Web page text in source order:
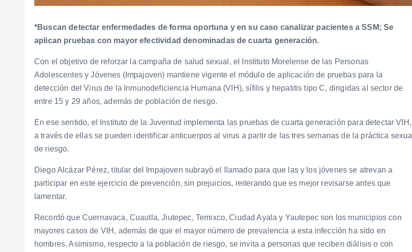
*Buscan detectar enfermedades de forma oportuna y en su caso canalizar pacientes a SSM; Se
aplican pruebas con mayor efectividad denominadas de cuarta generación.
Con el objetivo de reforzar la campaña de salud sexual, el Instituto Morelense de las Personas
Adolescentes y Jóvenes (Impajoven) mantiene vigente el módulo de aplicación de pruebas para la
detección del Virus de la Inmunodeficiencia Humana (VIH), sífilis y hepatitis tipo C, dirigidas al sector de
entre 15 y 29 años, además de población de riesgo.
En ese sentido, el Instituto de la Juventud implementa las pruebas de cuarta generación para detectar VIH,
a través de ellas se pueden identificar anticuerpos al virus a partir de las tres semanas de la práctica sexual
de riesgo.
Diego Alcázar Pérez, titular del Impajoven subrayó el llamado para que las y los jóvenes se atrevan a
participar en este ejercicio de prevención, sin prejuicios, reiterando que es mejor revisarse antes que
lamentar.
Recordó que Cuernavaca, Cuautla, Jiutepec, Temixco, Ciudad Ayala y Yautepec son los municipios con
mayores casos de VIH, además de que el mayor número de prevalencia a esta infección ha sido en
hombres. Asimismo, respecto a la población de riesgo, se invita a personas que reciben diálisis o con